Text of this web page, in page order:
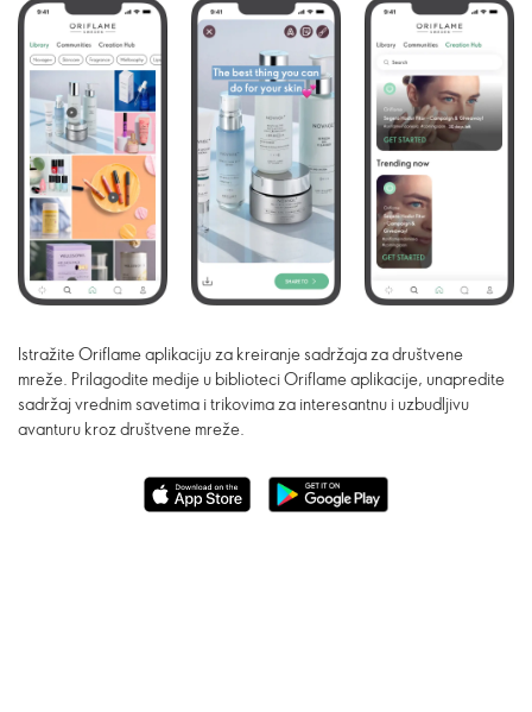
Istražite Oriflame aplikaciju za kreiranje sadržaja za društvene
mreže. Prilagodite medije u biblioteci Oriflame aplikacije, unapredite
sadržaj vrednim savetima i trikovima za interesantnu i uzbudljivu
avanturu kroz društvene mreže.